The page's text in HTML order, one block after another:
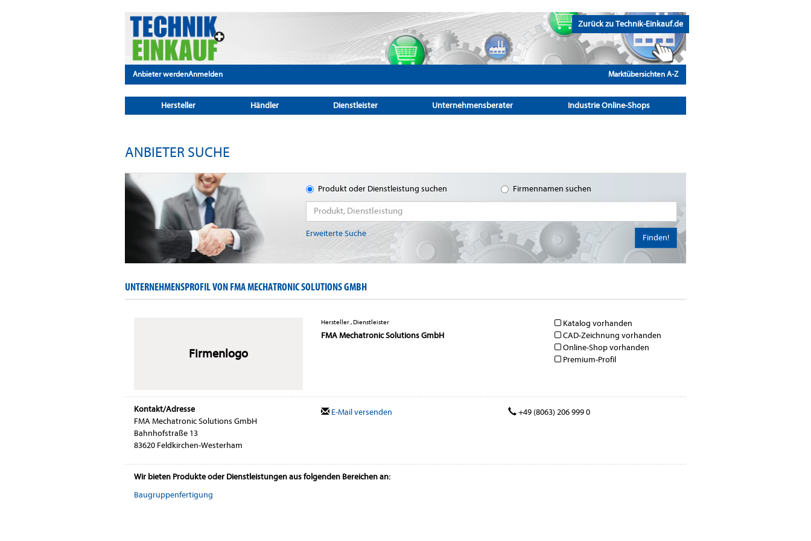
Zurück zu Technik-Einkauf.de
Anbieter werdenAnmelden Marktübersichten A-Z
Hersteller Händler Dienstleister Unternehmensberater Industrie Online-Shops
ANBIETER SUCHE
Produkt oder Dienstleistung suchen Firmennamen suchen
Erweiterte Suche Finden!
UNTERNEHMENSPROFIL VON FMA MECHATRONIC SOLUTIONS GMBH
Firmenlogo
Hersteller , Dienstleister
FMA Mechatronic Solutions GmbH
Katalog vorhanden
CAD-Zeichnung vorhanden
Online-Shop vorhanden
Premium-Profil
Kontakt/Adresse
FMA Mechatronic Solutions GmbH
Bahnhofstraße 13
83620 Feldkirchen-Westerham
E-Mail versenden +49 (8063) 206 999 0
Wir bieten Produkte oder Dienstleistungen aus folgenden Bereichen an:
Baugruppenfertigung